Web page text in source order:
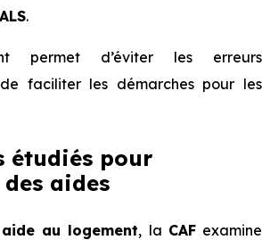
ALS.
permet d’éviter les erreurs
faciliter les démarches pour les
étudiés pour
aides
aide au logement, la CAFexamine